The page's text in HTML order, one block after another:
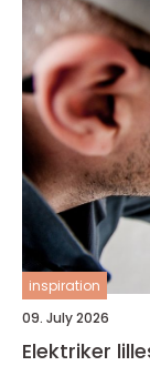
inspiration
09. July 2026
Elektriker lillestrøm trygg og